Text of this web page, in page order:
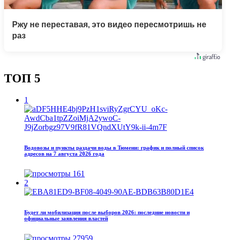
Ржу не переставая, это видео пересмотришь не
раз
ТОП 5
1
Водовозы и пункты раздачи воды в Тюмени: график и полный список
адресов на 7 августа 2026 года
161
2
Будет ли мобилизация после выборов 2026: последние новости и
официальные заявления властей
27959